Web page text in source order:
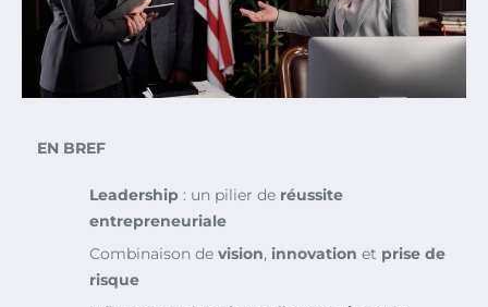
EN BREF
Leadership : un pilier de réussite
entrepreneuriale
Combinaison de vision, innovation et prise de
risque